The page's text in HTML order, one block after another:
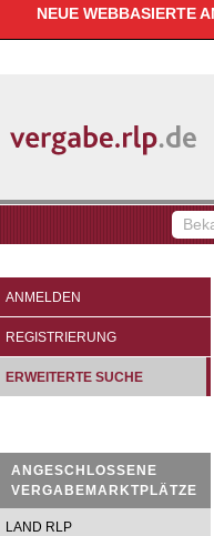
NEUE WEBBASIERTE
ANMELDEN
REGISTRIERUNG
ERWEITERTE SUCHE
ANGESCHLOSSENE
VERGABEMARKTPLÄTZE
LAND RLP